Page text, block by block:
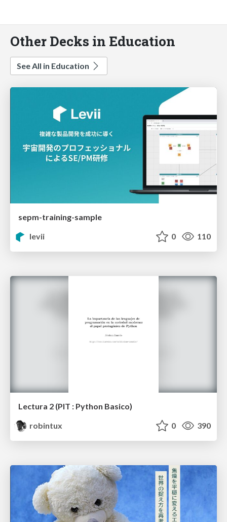
Other Decks in Education
See All in Education
sepm-training-sample
levii
0 110
Lectura 2 (PIT : Python Basico)
robintux
0 390